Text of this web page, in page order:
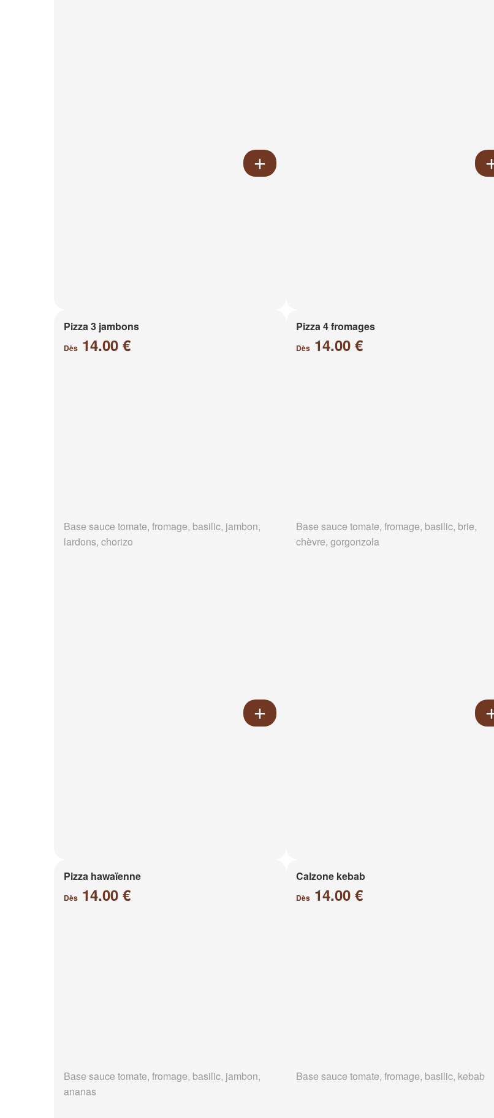
Pizza 3 jambons
Dès 14.00 €
Base sauce tomate, fromage, basilic, jambon,
lardons, chorizo
Pizza 4 fromages
Dès14.00 €
Base sauce tomate, fromage, basilic, brie,
chèvre, gorgonzola
Pizza hawaïenne
Dès 14.00 €
Base sauce tomate, fromage, basilic, jambon,
ananas
Calzone kebab
Dès14.00 €
Base sauce tomate, fromage, basilic, kebab